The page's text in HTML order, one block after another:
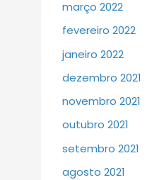
março 2022
fevereiro 2022
janeiro 2022
dezembro 2021
novembro 2021
outubro 2021
setembro 2021
agosto 2021